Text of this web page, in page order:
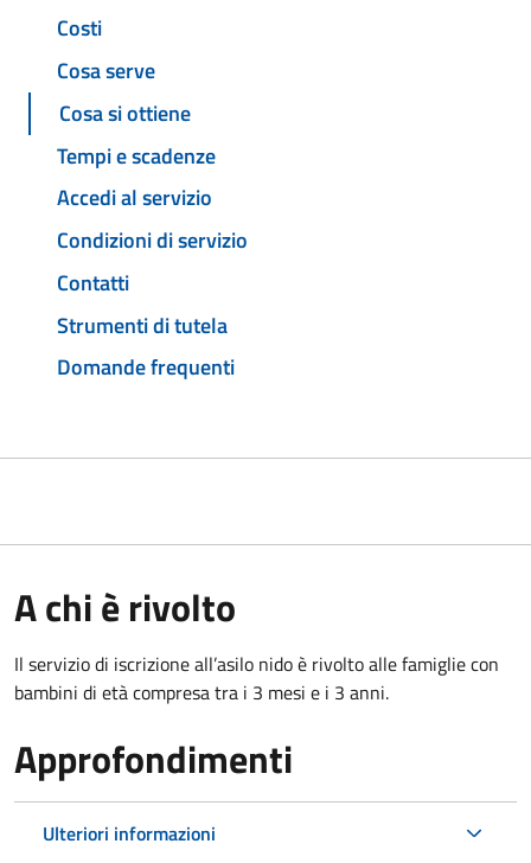
Costi
Cosa serve
Cosa si ottiene
Tempi e scadenze
Accedi al servizio
Condizioni di servizio
Contatti
Strumenti di tutela
Domande frequenti
A chi è rivolto
Il servizio di iscrizione all’asilo nido è rivolto alle famiglie con
bambini di età compresa tra i 3 mesi e i 3 anni.
Approfondimenti
Ulteriori informazioni